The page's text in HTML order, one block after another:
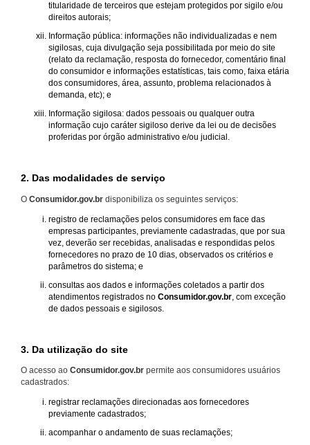
titularidade de terceiros que estejam protegidos por sigilo e/ou
direitos autorais;
Informação pública: informações não individualizadas e nem
sigilosas, cuja divulgação seja possibilitada por meio do site
(relato da reclamação, resposta do fornecedor, comentário final
do consumidor e informações estatísticas, tais como, faixa etária
dos consumidores, área, assunto, problema relacionados à
demanda, etc); e
Informação sigilosa: dados pessoais ou qualquer outra
informação cujo caráter sigiloso derive da lei ou de decisões
proferidas por órgão administrativo e/ou judicial.
2. Das modalidades de serviço
O Consumidor.gov.br disponibiliza os seguintes serviços:
registro de reclamações pelos consumidores em face das
empresas participantes, previamente cadastradas, que por sua
vez, deverão ser recebidas, analisadas e respondidas pelos
fornecedores no prazo de 10 dias, observados os critérios e
parâmetros do sistema; e
consultas aos dados e informações coletados a partir dos
atendimentos registrados no Consumidor.gov.br , com exceção
de dados pessoais e sigilosos.
3. Da utilização do site
O acesso ao Consumidor.gov.br permite aos consumidores usuários
cadastrados:
registrar reclamações direcionadas aos fornecedores
previamente cadastrados;
acompanhar o andamento de suas reclamações;